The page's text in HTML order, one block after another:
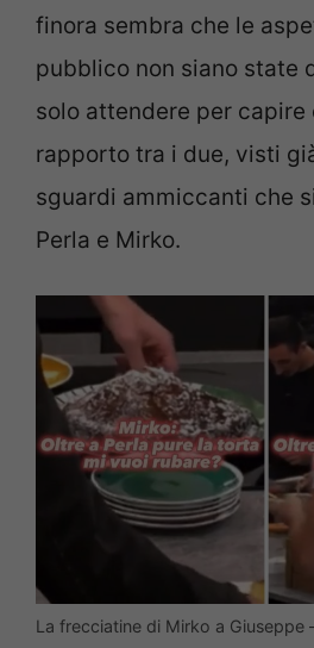
finora sembra che le
pubblico non siano state
solo attendere per capire
rapporto tra i due, visti
sguardi ammiccanti che
Perla e Mirko.
La frecciatine di Mirko a Giuseppe